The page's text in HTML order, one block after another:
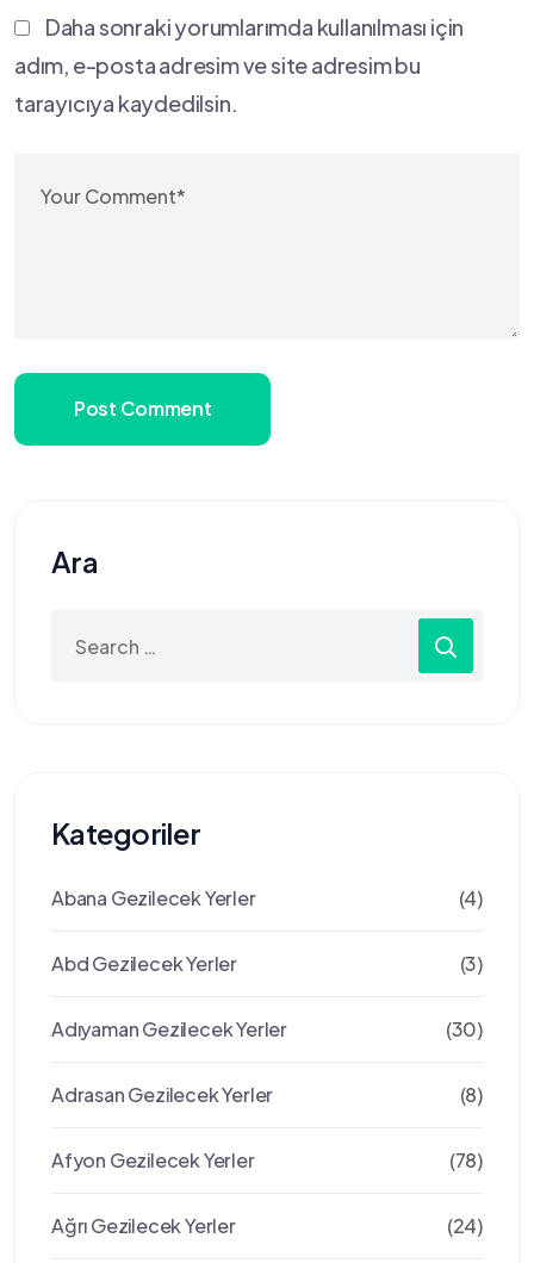
Daha sonraki yorumlarımda kullanılması için
adım, e-posta adresim ve site adresim bu
tarayıcıya kaydedilsin.
Post Comment
Ara
for:
Kategoriler
Abana Gezilecek Yerler (4)
Abd Gezilecek Yerler (3)
Adıyaman Gezilecek Yerler (30)
Adrasan Gezilecek Yerler (8)
Afyon Gezilecek Yerler (78)
Ağrı Gezilecek Yerler (24)